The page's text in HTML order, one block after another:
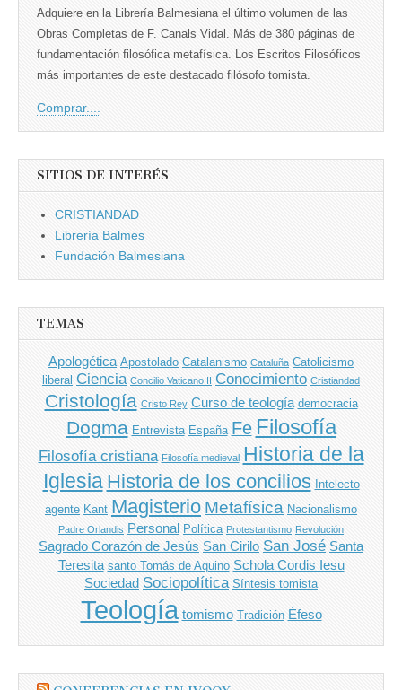
Adquiere en la Librería Balmesiana el último volumen de las
Obras Completas de F. Canals Vidal. Más de 380 páginas de
fundamentación filosófica metafísica. Los Escritos Filosóficos
más importantes de este destacado filósofo tomista.
Comprar....
SITIOS DE INTERÉS
CRISTIANDAD
Librería Balmes
Fundación Balmesiana
TEMAS
Apologética Apostolado Catalanismo Cataluña Catolicismo
liberal Ciencia Concilio Vaticano II Conocimiento Cristiandad
Cristología Cristo Rey Curso de teología democracia
Dogma Entrevista España Fe Filosofía
Filosofía cristiana Filosofía medieval Historia de la
Iglesia Historia de los concilios Intelecto
agente Kant Magisterio Metafísica Nacionalismo
Padre Orlandis Personal Política Protestantismo Revolución
Sagrado Corazón de Jesús San Cirilo San José Santa
Teresita santo Tomás de Aquino Schola Cordis Iesu
Sociedad Sociopolítica Síntesis tomista
Teología tomismo Tradición Éfeso